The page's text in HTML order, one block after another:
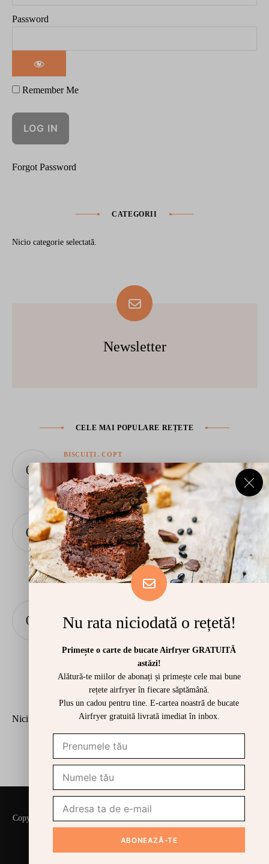
Password
Remember Me
Forgot Password
CATEGORII
Nicio categorie selectată.
Newsletter
CELE MAI POPULARE REȚETE
BISCUIȚI COPT
Biscotti la air fryer
iunie 3, 2026
FELURI PRINCIPALE
Frigărui de somon la airfryer – frigărui
suculente cu glazură caramelizată în 10
minute
iunie 10, 2026
Pain au chocolat la Airfryer
CELE MAI RECENTE COMENTARII
Niciun comentariu de arătat.
Copyright © 2026 Airfryer kogebogen. Publicat de: The elder oak. SE-
Nu rata niciodată o rețetă!
Primește o carte de bucate Airfryer GRATUITĂ
astăzi!
Alătură-te miilor de abonați și primește cele mai bune
rețete airfryer în fiecare săptămână.
Plus un cadou pentru tine. E-cartea noastră de bucate
Airfryer gratuită livrată imediat în inbox.